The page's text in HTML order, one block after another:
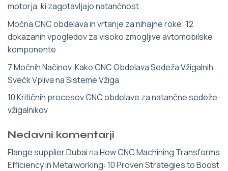
motorja, ki zagotavljajo natančnost
Močna CNC obdelava in vrtanje za nihajne roke: 12
dokazanih vpogledov za visoko zmogljive avtomobilske
komponente
7 Močnih Načinov, Kako CNC Obdelava Sedeža Vžigalnih
Svečk Vpliva na Sisteme Vžiga
10 Kritičnih procesov CNC obdelave za natančne sedeže
vžigalnikov
Nedavni komentarji
Flange supplier DubainaHow CNC Machining Transforms
Efficiency in Metalworking: 10 Proven Strategies to Boost